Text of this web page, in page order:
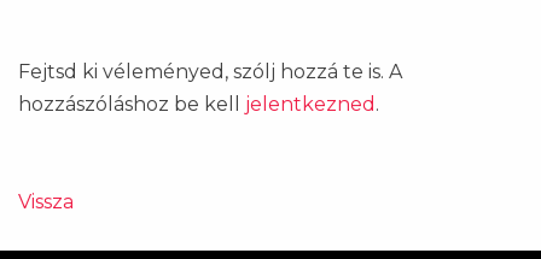
Fejtsd ki véleményed, szólj hozzá te is. A
hozzászóláshoz be kell jelentkezned .
Vissza